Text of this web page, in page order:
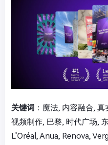
关键词 ：魔法, 内容融合,
视频制作, 巴黎, 时代广场,
L’Oréal, Anua, Renova,